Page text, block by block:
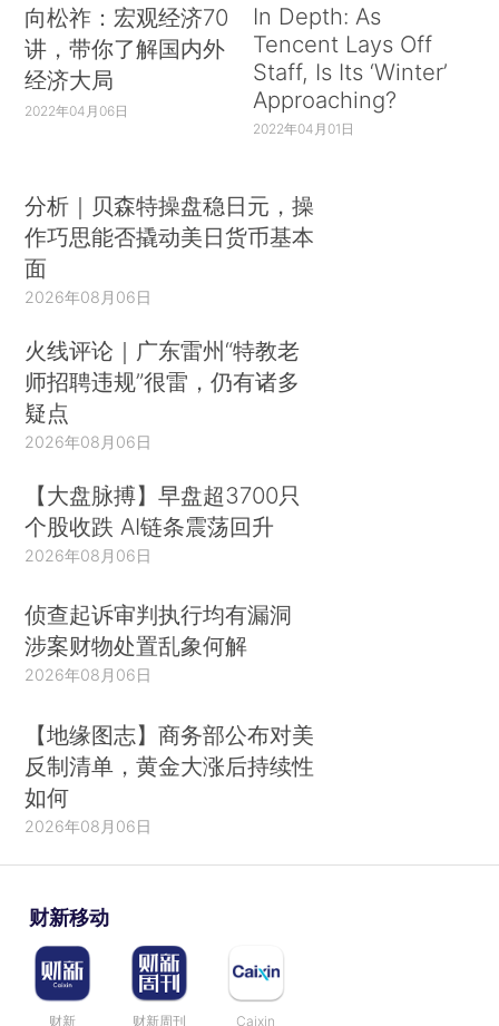
向松祚：宏观经济70
讲，带你了解国内外
经济大局
2022年04月06日
In Depth: As
Tencent Lays Off
Staff, Is Its ‘Winter’
Approaching?
2022年04月01日
分析｜贝森特操盘稳日元，操
作巧思能否撬动美日货币基本
面
2026年08月06日
火线评论｜广东雷州“特教老
师招聘违规”很雷，仍有诸多
疑点
2026年08月06日
【大盘脉搏】早盘超3700只
个股收跌 AI链条震荡回升
2026年08月06日
侦查起诉审判执行均有漏洞
涉案财物处置乱象何解
2026年08月06日
【地缘图志】商务部公布对美
反制清单，黄金大涨后持续性
如何
2026年08月06日
财新移动
财新 财新周刊 Caixin